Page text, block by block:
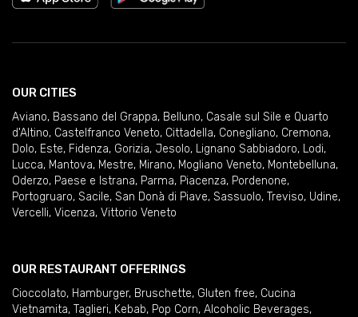
OUR CITIES
Aviano, Bassano del Grappa, Belluno, Casale sul Sile e Quarto
d'Altino, Castelfranco Veneto, Cittadella, Conegliano, Cremona,
Dolo, Este, Fidenza, Gorizia, Jesolo, Lignano Sabbiadoro, Lodi,
Lucca, Mantova, Mestre, Mirano, Mogliano Veneto, Montebelluna,
Oderzo, Paese e Istrana, Parma, Piacenza, Pordenone,
Portogruaro, Sacile, San Donà di Piave, Sassuolo, Treviso, Udine,
Vercelli, Vicenza, Vittorio Veneto
OUR RESTAURANT OFFERINGS
Cioccolato, Hamburger, Bruschette, Gluten free, Cucina
Vietnamita, Taglieri, Kebab, Pop Corn, Alcoholic Beverages,